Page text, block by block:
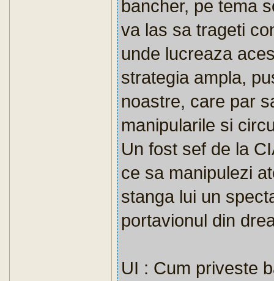
bancher, pe tema
va las sa trageti
unde lucreaza
strategia ampla,
noastre, care par
manipularile si
Un fost sef de la
ce sa manipulezi
stanga lui un
portavionul din
UI : Cum priveste